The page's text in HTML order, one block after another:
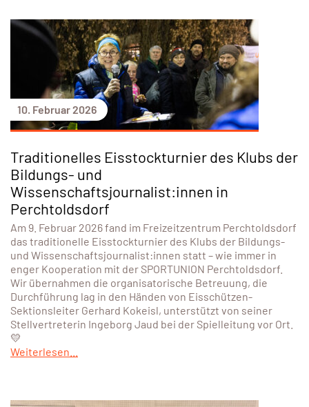
10. Februar 2026
Traditionelles Eisstockturnier des Klubs der
Bildungs- und
Wissenschaftsjournalist:innen in
Perchtoldsdorf
Am 9. Februar 2026 fand im Freizeitzentrum Perchtoldsdorf
das traditionelle Eisstockturnier des Klubs der Bildungs-
und Wissenschaftsjournalist:innen statt – wie immer in
enger Kooperation mit der SPORTUNION Perchtoldsdorf.
Wir übernahmen die organisatorische Betreuung, die
Durchführung lag in den Händen von Eisschützen-
Sektionsleiter Gerhard Kokeisl, unterstützt von seiner
Stellvertreterin Ingeborg Jaud bei der Spielleitung vor Ort.
💛
Weiterlesen...